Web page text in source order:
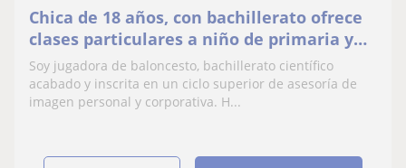
Chica de 18 años, con bachillerato ofrece
clases particulares a niño de primaria y
secundaria como refuerzo
Soy jugadora de baloncesto, bachillerato científico
acabado y inscrita en un ciclo superior de asesoría de
imagen personal y corporativa. H...